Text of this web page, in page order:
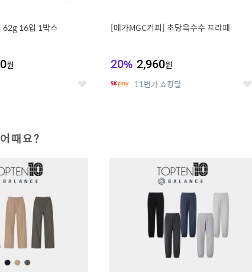
62g 16입 1박스
원
좋
[메가MGC커피] 초당옥수수 프라페
20% 2,960원
11번가 쇼킹딜 좋
때요?